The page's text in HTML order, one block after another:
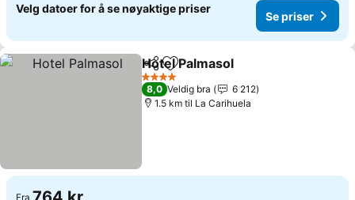
Velg datoer for å se nøyaktige priser
Se priser
Del Legg til i favoritter
Hotel Palmasol
4 Stjerner
8,0 Veldig bra
6 212
1.5 km til La Carihuela
Fra